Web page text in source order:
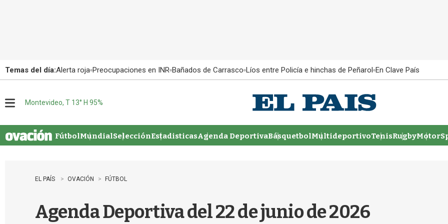
Temas del día:Alerta roja Preocupaciones en INR Bañados de Carrasco Líos entre Policía e hinchas de Peñarol En Clave País
u
Montevideo, T 13° H 95%
FútbolMundialSelecciónEstadisticasAgenda DeportivaBásquetbolMultideportivoTenisRugby
EL PAÍS OVACIÓN FÚTBOL
Agenda Deportiva del 22 de junio de 2026